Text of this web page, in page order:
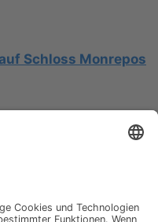
Schloss Monrepos
Segelyacht